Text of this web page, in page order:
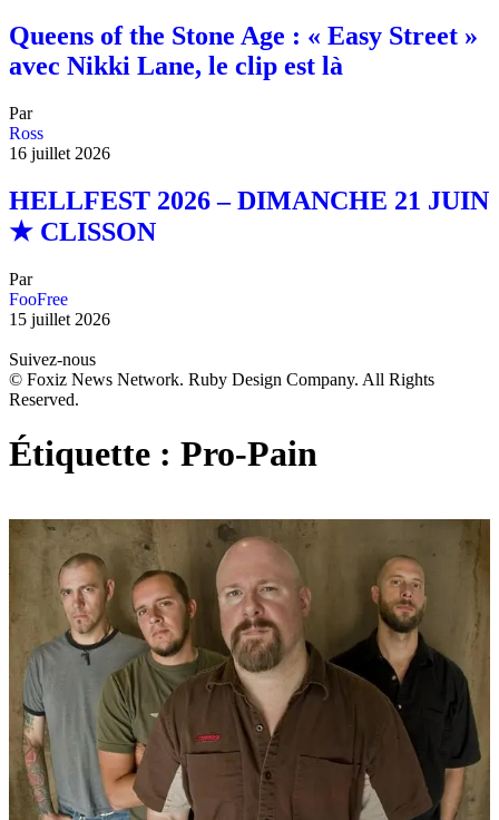
Queens of the Stone Age : « Easy Street »
avec Nikki Lane, le clip est là
Par
Ross
16 juillet 2026
HELLFEST 2026 – DIMANCHE 21 JUIN
★ CLISSON
Par
FooFree
15 juillet 2026
Suivez-nous
© Foxiz News Network. Ruby Design Company. All Rights
Reserved.
Étiquette : Pro-Pain